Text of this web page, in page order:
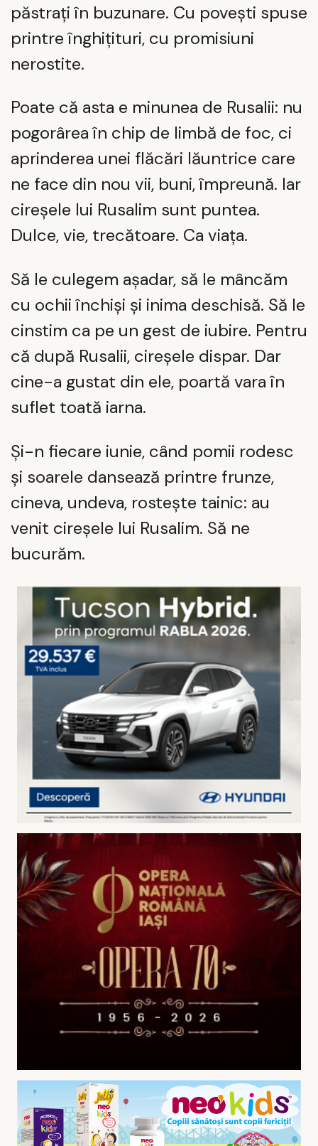
păstrați în buzunare. Cu povești spuse
printre înghițituri, cu promisiuni
nerostite.
Poate că asta e minunea de Rusalii: nu
pogorârea în chip de limbă de foc, ci
aprinderea unei flăcări lăuntrice care
ne face din nou vii, buni, împreună. Iar
cireșele lui Rusalim sunt puntea.
Dulce, vie, trecătoare. Ca viața.
Să le culegem așadar, să le mâncăm
cu ochii închiși și inima deschisă. Să le
cinstim ca pe un gest de iubire. Pentru
că după Rusalii, cireșele dispar. Dar
cine-a gustat din ele, poartă vara în
suflet toată iarna.
Și-n fiecare iunie, când pomii rodesc
și soarele dansează printre frunze,
cineva, undeva, rostește tainic: au
venit cireșele lui Rusalim. Să ne
bucurăm.